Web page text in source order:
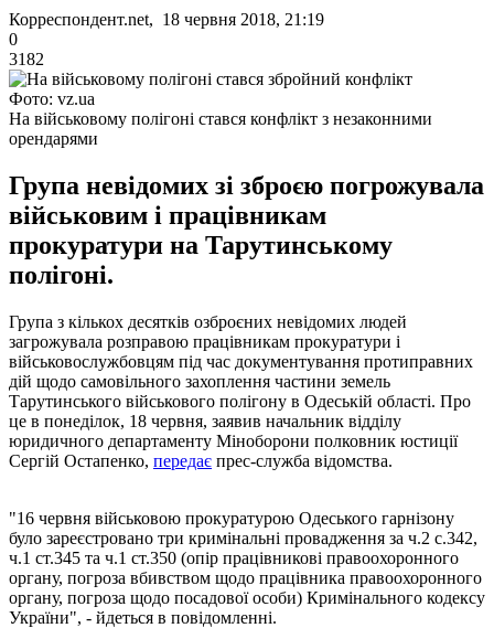
Корреспондент.net, 18 червня 2018, 21:19
0
3182
Фото: vz.ua
На військовому полігоні стався конфлікт з незаконними
орендарями
Група невідомих зі зброєю погрожувала
військовим і працівникам
прокуратури на Тарутинському
полігоні.
Група з кількох десятків озброєних невідомих людей
загрожувала розправою працівникам прокуратури і
військовослужбовцям під час документування протиправних
дій щодо самовільного захоплення частини земель
Тарутинського військового полігону в Одеській області. Про
це в понеділок, 18 червня, заявив начальник відділу
юридичного департаменту Міноборони полковник юстиції
Сергій Остапенко, передає прес-служба відомства.
"16 червня військовою прокуратурою Одеського гарнізону
було зареєстровано три кримінальні провадження за ч.2 с.342,
ч.1 ст.345 та ч.1 ст.350 (опір працівникові правоохоронного
органу, погроза вбивством щодо працівника правоохоронного
органу, погроза щодо посадової особи) Кримінального кодексу
України", - йдеться в повідомленні.